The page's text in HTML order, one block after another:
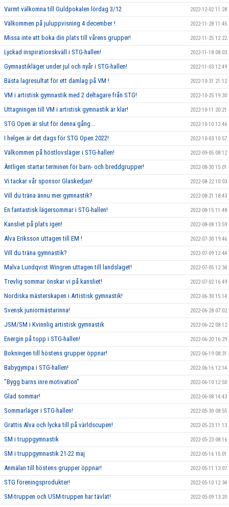
Varmt välkomna till Guldpokalen lördag 3/12 2022-12-02 11:28
Välkommen på juluppvisning 4 december ! 2022-11-28 11:45
Missa inte att boka din plats till vårens grupper! 2022-11-25 12:22
Lyckad inspirationskväll i STG-hallen! 2022-11-18 08:03
Gymnastikläger under jul och nyår i STG-hallen! 2022-11-03 12:49
Bästa lagresultat för ett damlag på VM ! 2022-10-31 21:12
VM i artistisk gymnastik med 2 deltagare från STG! 2022-10-25 19:30
Uttagningen till VM i artistisk gymnastik är klar! 2022-10-11 20:21
STG Open är slut för denna gång... 2022-10-10 12:46
I helgen är det dags för STG Open 2022! 2022-10-03 10:57
Välkommen på höstlovsläger i STG-hallen! 2022-09-05 08:12
Äntligen startar terminen för barn- och breddgrupper! 2022-08-30 15:01
Vi tackar vår sponsor Glaskedjan! 2022-08-22 10:03
Vill du träna ännu mer gymnastik? 2022-08-21 18:43
En fantastisk lägersommar i STG-hallen! 2022-08-15 11:48
Kansliet på plats igen! 2022-08-08 13:59
Alva Eriksson uttagen till EM ! 2022-07-30 19:46
Vill du träna gymnastik? 2022-07-09 12:44
Malva Lundqvist Wingren uttagen till landslaget! 2022-07-05 12:34
Trevlig sommar önskar vi på kansliet! 2022-07-02 16:49
Nordiska mästerskapen i Artistisk gymnastik! 2022-06-30 15:14
Svensk juniormästarinna! 2022-06-28 07:02
JSM/SM i Kvinnlig artistisk gymnastik 2022-06-22 08:12
Energin på topp i STG-hallen! 2022-06-20 16:29
Bokningen till höstens grupper öppnar! 2022-06-19 08:31
Babygympa i STG-hallen! 2022-06-16 12:14
”Bygg barns inre motivation” 2022-06-10 12:50
Glad sommar! 2022-06-08 14:43
Sommarläger i STG-hallen! 2022-05-30 08:55
Grattis Alva och lycka till på världscupen! 2022-05-23 11:13
SM i truppgymnastik 2022-05-23 08:16
SM i truppgymnastik 21-22 maj 2022-05-16 15:01
Anmälan till höstens grupper öppnar! 2022-05-11 13:07
STG föreningsprodukter! 2022-05-10 12:34
SM-truppen och USM-truppen har tävlat! 2022-05-09 13:20